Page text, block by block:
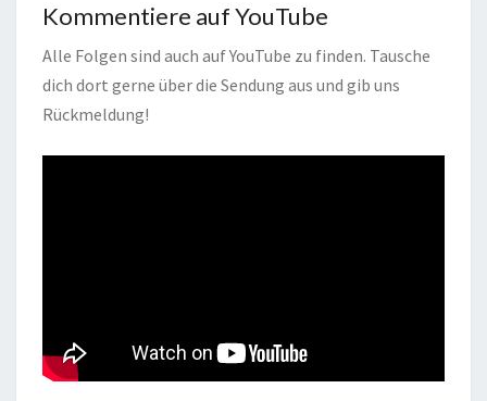
Kommentiere auf YouTube
Alle Folgen sind auch auf YouTube zu finden. Tausche
dich dort gerne über die Sendung aus und gib uns
Rückmeldung!